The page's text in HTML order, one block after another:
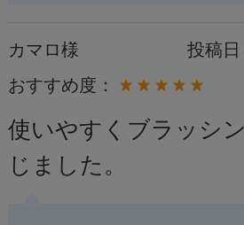
カマロ様 投稿日
おすすめ度：
使いやすくブラッシ
じました。